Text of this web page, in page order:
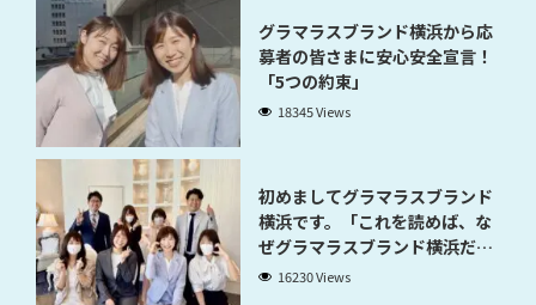
グラマラスブランド横浜から応
募者の皆さまに安心安全宣言！
「5つの約束」
18345 Views
初めましてグラマラスブランド
横浜です。「これを読めば、な
ぜグラマラスブランド横浜だと
稼げるのかが分かります」
16230 Views